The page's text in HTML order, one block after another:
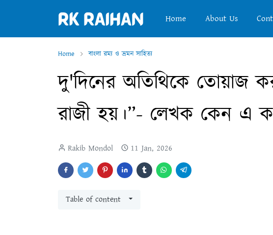
Home About Us
Home বাংলা রম্য ও ভ্রমন সাহিত্য
দু'দিনের অতিথিকে তোয়াজ
রাজী হয়।”- লেখক কেন এ
Rakib Mondol 11 Jan, 2026
Table of content